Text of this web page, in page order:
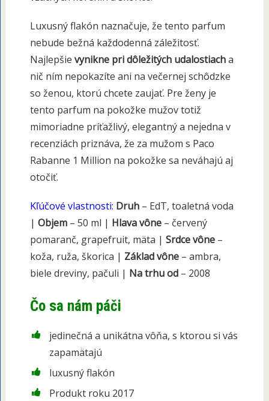
Luxusný flakón naznačuje, že tento parfum
nebude bežná každodenná záležitosť.
Najlepšie vynikne pri dôležitých udalostiacha
nič ním nepokazíte ani na večernej schôdzke
so ženou, ktorú chcete zaujať. Pre ženy je
tento parfum na pokožke mužov totiž
mimoriadne príťažlivý, elegantný a nejedna v
recenziách priznáva, že za mužom s Paco
Rabanne 1 Million na pokožke sa neváhajú aj
otočiť.
Kľúčové vlastnosti: Druh– EdT, toaletná voda
| Objem– 50 ml | Hlava vône– červený
pomaranč, grapefruit, mäta | Srdce vône–
koža, ruža, škorica | Základ vône– ambra,
biele dreviny, pačuli | Na trhu od– 2008
Čo sa nám páči
jedinečná a unikátna vôňa, s ktorou si vás
zapamätajú
luxusný flakón
Produkt roku 2017